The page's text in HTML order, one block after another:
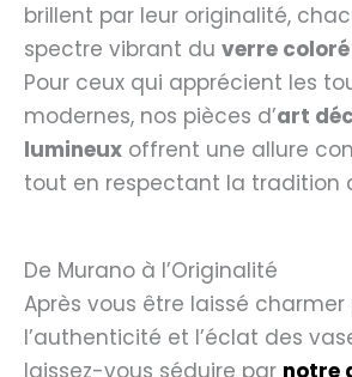
brillent par leur originalité,
spectre vibrant du verre coloré
Pour ceux qui apprécient les
modernes, nos pièces d’art
lumineux offrent une allure
tout en respectant la tradition
De Murano à l’Originalité
Après vous être laissé charmer
l’authenticité et l’éclat des